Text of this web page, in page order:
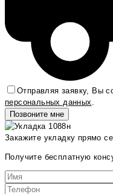
Отправляя заявку, Вы
персональных данных
Закажите укладку прямо
Получите бесплатную